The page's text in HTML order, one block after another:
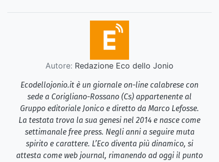
Autore: Redazione Eco dello Jonio
Ecodellojonio.it è un giornale on-line calabrese con
sede a Corigliano-Rossano (Cs) appartenente al
Gruppo editoriale Jonico e diretto da Marco Lefosse.
La testata trova la sua genesi nel 2014 e nasce come
settimanale free press. Negli anni a seguire muta
spirito e carattere. L’Eco diventa più dinamico, si
attesta come web journal, rimanendo ad oggi il punto